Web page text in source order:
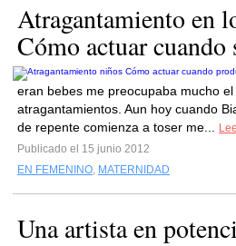
Atragantamiento en
Cómo actuar cuando
eran bebes me preocupaba mucho
atragantamientos. Aun hoy cuando
de repente comienza a toser me...
Publicado el 15 junio 2012
EN FEMENINO, MATERNIDAD
Una artista en